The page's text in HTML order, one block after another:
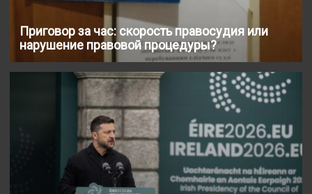
Приговор за час: скорость правосудия или
нарушение правовой процедуры?